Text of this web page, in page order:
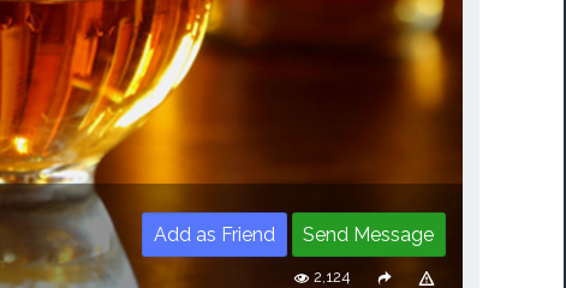
Add as Friend Send Message
2,124